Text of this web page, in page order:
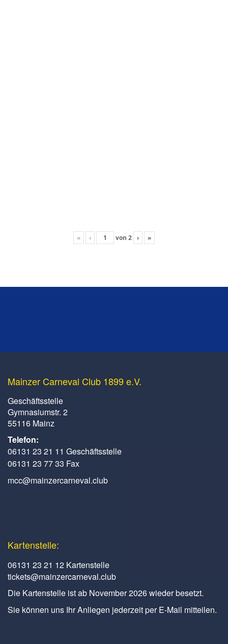
« ‹ von 2 › »
Mainzer Carneval Club 1899 e.V.
Geschäftsstelle
Gymnasiumstr. 2
55116 Mainz
Telefon:
06131 23 21 11 Geschäftsstelle
06131 23 77 33 Fax
mcc@mainzercarneval.club
Kartenstelle:
06131 23 21 12 Kartenstelle
tickets@mainzercarneval.club
Die Kartenstelle ist ab November 2026 wieder besetzt.
Sie können uns Ihr Anliegen jederzeit per E-Mail mitteilen.